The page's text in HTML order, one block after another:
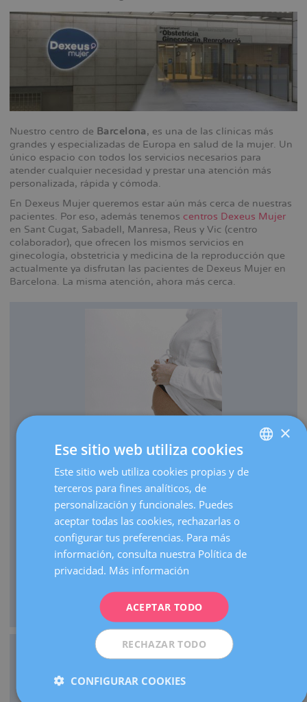
Nuestro centro de Barcelona, es una de las clínicas más
grandes y especializadas de Europa en salud de la mujer. Un
único espacio con todos los servicios necesarios para
atender cualquier necesidad y prestar una atención más
personalizada, rápida y cómoda.
En Dexeus Mujer queremos estar aún más cerca de nuestras
pacientes. Por eso, además tenemos centros Dexeus Mujer
en Sant Cugat, Sabadell, Manresa, Reus y Vic (centro
colaborador), que ofrecen los mismos servicios en
ginecología, obstetricia y medicina de la reproducción que
actualmente ya disfrutan las pacientes de Dexeus Mujer en
Barcelona. La misma atención, ahora más cerca.
Cada año traemos al mundo más de 3.000 bebés.
Realizamos más de 30.000 ecografías de embarazo al
Como centro de referencia, hacemos más de 3.000
visitas de embarazos de alto riesgo al año.
Contamos con una UCI Neonatal de nivel III que atiende
SPANISH
×
Ese sitio web utiliza cookies
Este sitio web utiliza cookies propias y de
terceros para fines analíticos, de
personalización y funcionales. Puedes
aceptar todas las cookies, rechazarlas o
configurar tus preferencias. Para más
información, consulta nuestra Política de
privacidad. Más información
ACEPTAR TODO
RECHAZAR TODO
CONFIGURAR COOKIES